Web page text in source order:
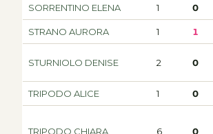
SORRENTINO ELENA 1 0
STRANO AURORA 1 1
STURNIOLO DENISE 2 0
TRIPODO ALICE 1 0
TRIPODO CHIARA 6 0